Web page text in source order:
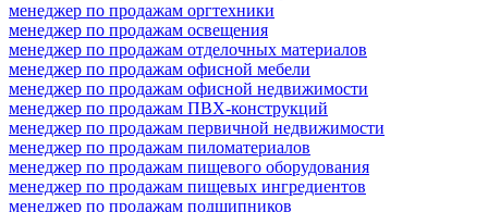
менеджер по продажам оргтехники
менеджер по продажам освещения
менеджер по продажам отделочных материалов
менеджер по продажам офисной мебели
менеджер по продажам офисной недвижимости
менеджер по продажам ПВХ-конструкций
менеджер по продажам первичной недвижимости
менеджер по продажам пиломатериалов
менеджер по продажам пищевого оборудования
менеджер по продажам пищевых ингредиентов
менеджер по продажам подшипников